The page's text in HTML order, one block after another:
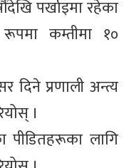
पर्खाइमा रहेका
कम्तीमा १०
दिने प्रणाली अन्त्य
।
लागि